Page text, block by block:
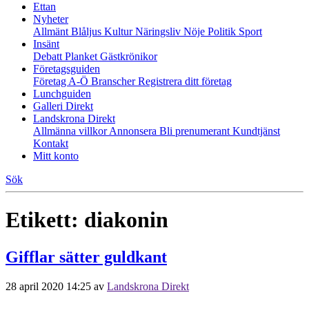
Ettan
Nyheter
Allmänt Blåljus KulturNäringsliv Nöje Politik Sport
Insänt
Debatt Planket Gästkrönikor
Företagsguiden
Företag A-Ö BranscherRegistrera ditt företag
Lunchguiden
Galleri Direkt
Landskrona Direkt
Allmänna villkorAnnonsera Bli prenumerant Kundtjänst
Kontakt
Mitt konto
Sök
Etikett: diakonin
Gifflar sätter guldkant
28 april 2020 14:25 av Landskrona Direkt